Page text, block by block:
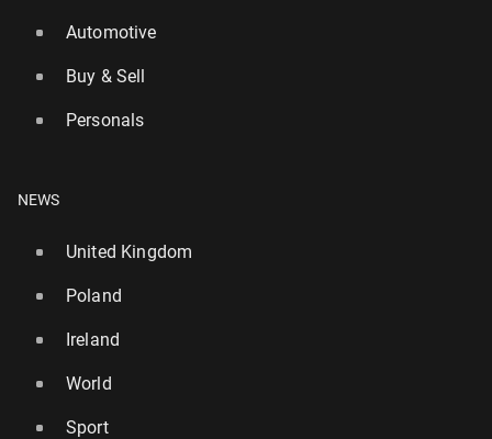
Automotive
Buy & Sell
Personals
NEWS
United Kingdom
Poland
Ireland
World
Sport